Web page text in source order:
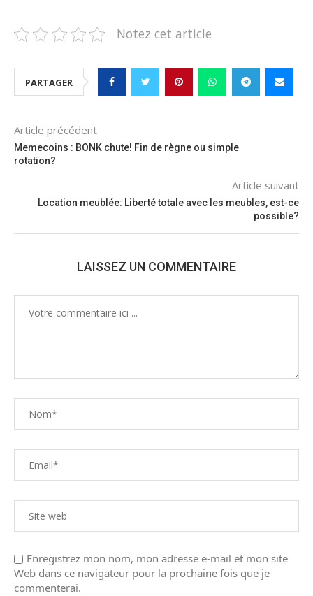
Notez cet article
PARTAGER
Article précédent
Memecoins : BONK chute! Fin de règne ou simple
rotation?
Article suivant
Location meublée: Liberté totale avec les meubles, est-ce
possible?
LAISSEZ UN COMMENTAIRE
Enregistrez mon nom, mon adresse e-mail et mon site
Web dans ce navigateur pour la prochaine fois que je
commenterai.